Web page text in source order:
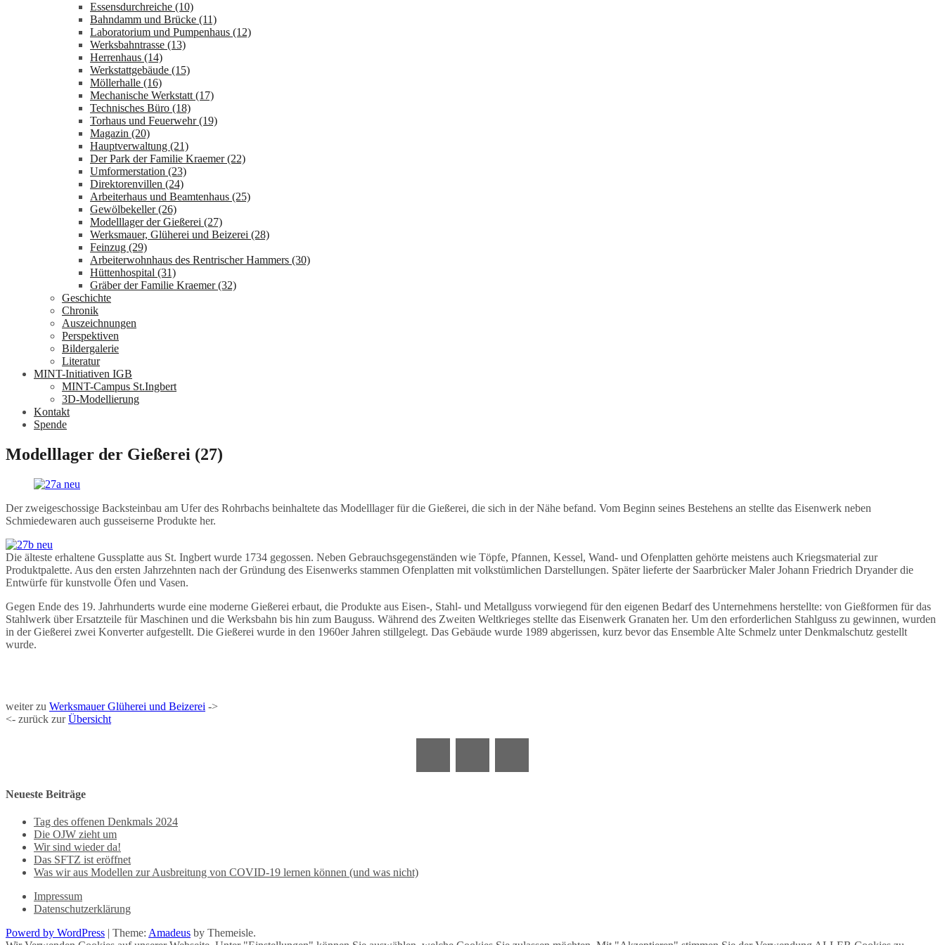
Essensdurchreiche (10)
Bahndamm und Brücke (11)
Laboratorium und Pumpenhaus (12)
Werksbahntrasse (13)
Herrenhaus (14)
Werkstattgebäude (15)
Möllerhalle (16)
Mechanische Werkstatt (17)
Technisches Büro (18)
Torhaus und Feuerwehr (19)
Magazin (20)
Hauptverwaltung (21)
Der Park der Familie Kraemer (22)
Umformerstation (23)
Direktorenvillen (24)
Arbeiterhaus und Beamtenhaus (25)
Gewölbekeller (26)
Modelllager der Gießerei (27)
Werksmauer, Glüherei und Beizerei (28)
Feinzug (29)
Arbeiterwohnhaus des Rentrischer Hammers (30)
Hüttenhospital (31)
Gräber der Familie Kraemer (32)
Geschichte
Chronik
Auszeichnungen
Perspektiven
Bildergalerie
Literatur
MINT-Initiativen IGB
MINT-Campus St.Ingbert
3D-Modellierung
Kontakt
Spende
Modelllager der Gießerei (27)
Der zweigeschossige Backsteinbau am Ufer des Rohrbachs beinhaltete das Modelllager für die Gießerei, die sich in der Nähe befand. Vom Beginn seines Bestehens an stellte das Eisenwerk neben
Schmiedewaren auch gusseiserne Produkte her.
Die älteste erhaltene Gussplatte aus St. Ingbert wurde 1734 gegossen. Neben Gebrauchsgegenständen wie Töpfe, Pfannen, Kessel, Wand- und Ofenplatten gehörte meistens auch Kriegsmaterial zur
Produktpalette. Aus den ersten Jahrzehnten nach der Gründung des Eisenwerks stammen Ofenplatten mit volkstümlichen Darstellungen. Später lieferte der Saarbrücker Maler Johann Friedrich Dryander die
Entwürfe für kunstvolle Öfen und Vasen.
Gegen Ende des 19. Jahrhunderts wurde eine moderne Gießerei erbaut, die Produkte aus Eisen-, Stahl- und Metallguss vorwiegend für den eigenen Bedarf des Unternehmens herstellte: von Gießformen für das
Stahlwerk über Ersatzteile für Maschinen und die Werksbahn bis hin zum Bauguss. Während des Zweiten Weltkrieges stellte das Eisenwerk Granaten her. Um den erforderlichen Stahlguss zu gewinnen, wurden
in der Gießerei zwei Konverter aufgestellt. Die Gießerei wurde in den 1960er Jahren stillgelegt. Das Gebäude wurde 1989 abgerissen, kurz bevor das Ensemble Alte Schmelz unter Denkmalschutz gestellt
wurde.
weiter zu Werksmauer Glüherei und Beizerei ->
<- zurück zurÜbersicht
Neueste Beiträge
Tag des offenen Denkmals 2024
Die OJW zieht um
Wir sind wieder da!
Das SFTZ ist eröffnet
Was wir aus Modellen zur Ausbreitung von COVID-19 lernen können (und was nicht)
Impressum
Datenschutzerklärung
Powerd by WordPress | Theme: Amadeus by Themeisle.